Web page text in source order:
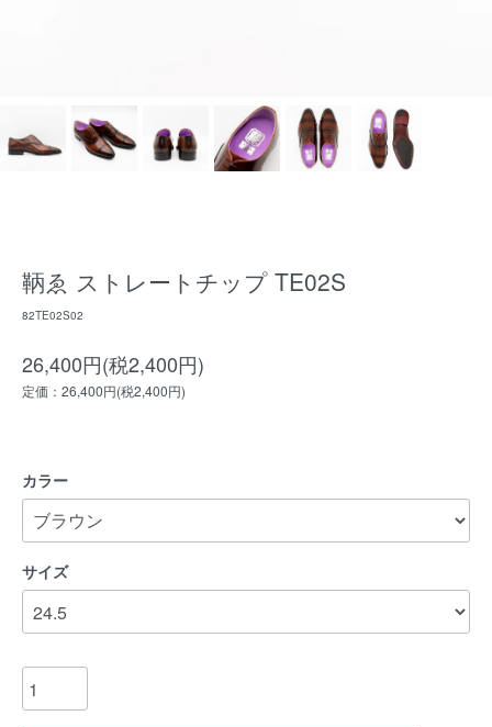
鞆ゑ ストレートチップ TE02S
82TE02S02
26,400円(税2,400円)
定価：26,400円(税2,400円)
カラー
サイズ